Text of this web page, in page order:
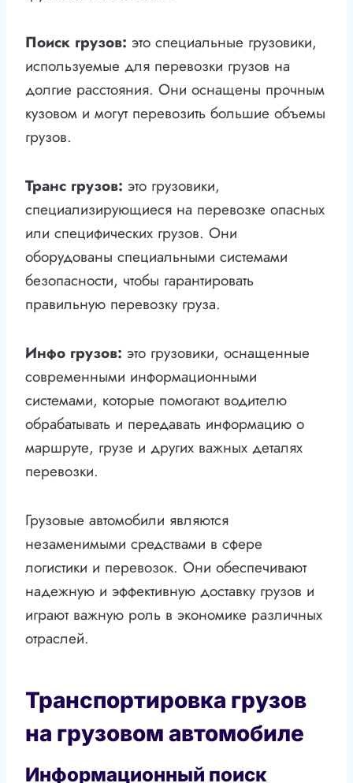
Поиск грузов: это специальные грузовики,
используемые для перевозки грузов на
долгие расстояния. Они оснащены прочным
кузовом и могут перевозить большие объемы
грузов.
Транс грузов: это грузовики,
специализирующиеся на перевозке опасных
или специфических грузов. Они
оборудованы специальными системами
безопасности, чтобы гарантировать
правильную перевозку груза.
Инфо грузов: это грузовики, оснащенные
современными информационными
системами, которые помогают водителю
обрабатывать и передавать информацию о
маршруте, грузе и других важных деталях
перевозки.
Грузовые автомобили являются
незаменимыми средствами в сфере
логистики и перевозок. Они обеспечивают
надежную и эффективную доставку грузов и
играют важную роль в экономике различных
отраслей.
Транспортировка грузов
на грузовом автомобиле
Информационный поиск